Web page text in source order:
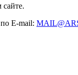
E-mail: